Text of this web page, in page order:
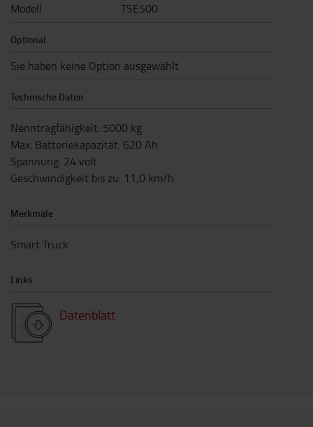
Modell TSE500
Optional
Sie haben keine Option ausgewählt
Technische Daten
Nenntragfähigkeit: 5000 kg
Max. Batteriekapazität: 620 Ah
Spannung: 24 volt
Geschwindigkeit bis zu: 11,0 km/h
Merkmale
Smart Truck
Links
Datenblatt